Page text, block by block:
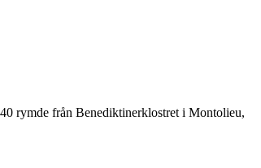
rymde från Benediktinerklostret i Montolieu,